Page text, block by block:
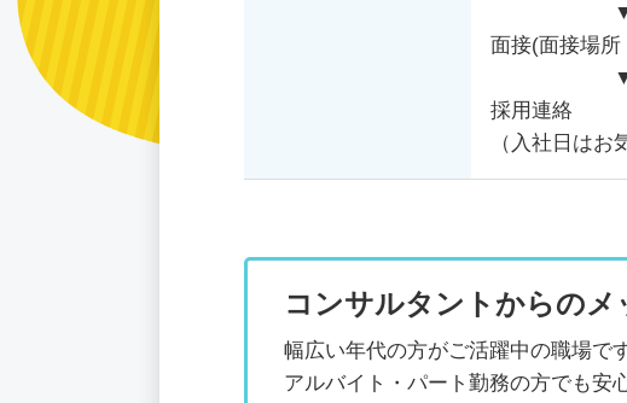
面接(面接場
採用連絡
（入社日はお
コンサルタントからのメ
幅広い年代の方がご活躍中の職場です
アルバイト・パート勤務の方でも安